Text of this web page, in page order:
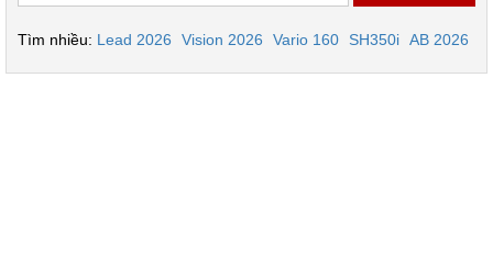
Tìm nhiều: Lead 2026 Vision 2026 Vario 160 SH350i AB 2026